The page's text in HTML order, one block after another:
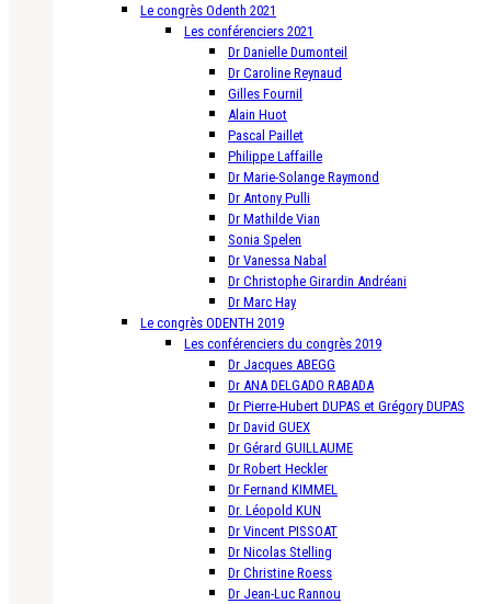
Le congrès Odenth 2021
Les conférenciers 2021
Dr Danielle Dumonteil
Dr Caroline Reynaud
Gilles Fournil
Alain Huot
Pascal Paillet
Philippe Laffaille
Dr Marie-Solange Raymond
Dr Antony Pulli
Dr Mathilde Vian
Sonia Spelen
Dr Vanessa Nabal
Dr Christophe Girardin Andréani
Dr Marc Hay
Le congrès ODENTH 2019
Les conférenciers du congrès 2019
Dr Jacques ABEGG
Dr ANA DELGADO RABADA
Dr Pierre-Hubert DUPAS et Grégory DUPAS
Dr David GUEX
Dr Gérard GUILLAUME
Dr Robert Heckler
Dr Fernand KIMMEL
Dr. Léopold KUN
Dr Vincent PISSOAT
Dr Nicolas Stelling
Dr Christine Roess
Dr Jean-Luc Rannou